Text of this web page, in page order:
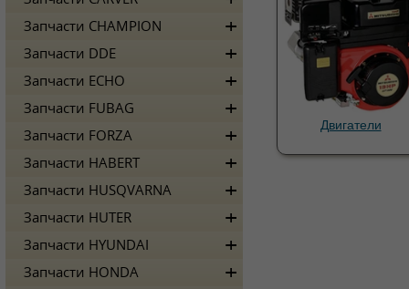
Двигатели
Запчасти CHAMPION
Запчасти DDE
Запчасти ECHO
Запчасти FUBAG
Запчасти FORZA
Запчасти HABERT
Запчасти HUSQVARNA
Запчасти HUTER
Запчасти HYUNDAI
Запчасти HONDA